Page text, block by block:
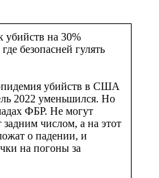
убийств на 30%
безопасней гулять
убийств в США
2022 уменьшился. Но
ФБР. Не могут
задним числом, а на этот
о падении, и
на погоны за